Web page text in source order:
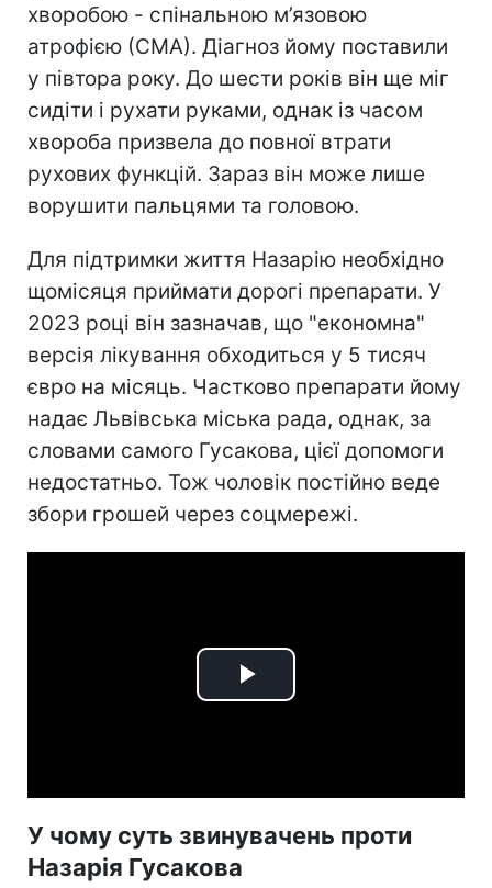
хворобою - спінальною м’язовою
атрофією (СМА). Діагноз йому поставили
у півтора року. До шести років він ще міг
сидіти і рухати руками, однак із часом
хвороба призвела до повної втрати
рухових функцій. Зараз він може лише
ворушити пальцями та головою.
Для підтримки життя Назарію необхідно
щомісяця приймати дорогі препарати. У
2023 році він зазначав, що "економна"
версія лікування обходиться у 5 тисяч
євро на місяць. Частково препарати йому
надає Львівська міська рада, однак, за
словами самого Гусакова, цієї допомоги
недостатньо. Тож чоловік постійно веде
збори грошей через соцмережі.
Play
У чому суть звинувачень проти
Назарія Гусакова